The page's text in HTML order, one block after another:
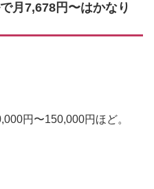
月7,678円〜はかなり
円〜150,000円ほど。